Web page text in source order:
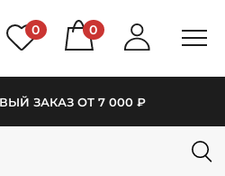
0 0
ЗАКАЗ ОТ 7 000 ₽